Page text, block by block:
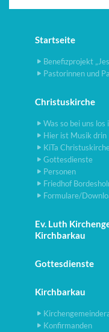
Startseite
Benefizprojekt
Pastorinnen und
Christuskirche
Was so bei uns los
Hier ist Musik drin
KiTa
Gottesdienste
Personen
Friedhof
Formulare/
Ev. Luth
Kirchbarkau
Gottesdienste
Kirchbarkau
Konfirmanden